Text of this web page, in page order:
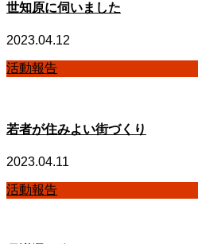
世知原に伺いました
2023.04.12
活動報告
若者が住みよい街づくり
2023.04.11
活動報告